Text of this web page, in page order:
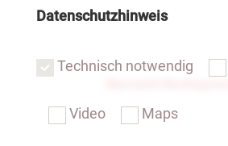
Datenschutzhinweis
Technisch notwendig
Video Maps